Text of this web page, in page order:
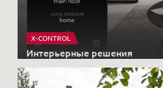
X-CONTROL
Интерьерные решения